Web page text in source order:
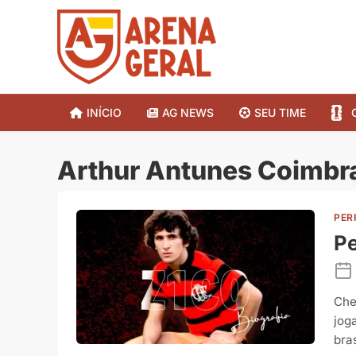
INÍCIO AG NEWS SEU TIME
Arthur Antunes